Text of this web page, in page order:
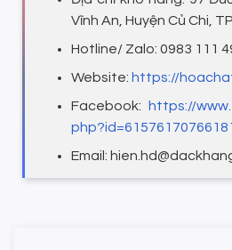
Vĩnh An, Huyện Củ Chi,
Hotline/ Zalo: 0983 111
Website: https://
Facebook: https://
Email: